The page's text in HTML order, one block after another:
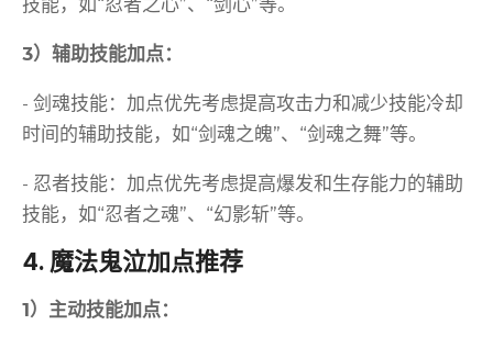
技能，如“忍者之心”、“剑心”等。
3）辅助技能加点：
- 剑魂技能：加点优先考虑提高攻击力和减少技能冷却
时间的辅助技能，如“剑魂之魄”、“剑魂之舞”等。
- 忍者技能：加点优先考虑提高爆发和生存能力的辅助
技能，如“忍者之魂”、“幻影斩”等。
4. 魔法鬼泣加点推荐
1）主动技能加点：